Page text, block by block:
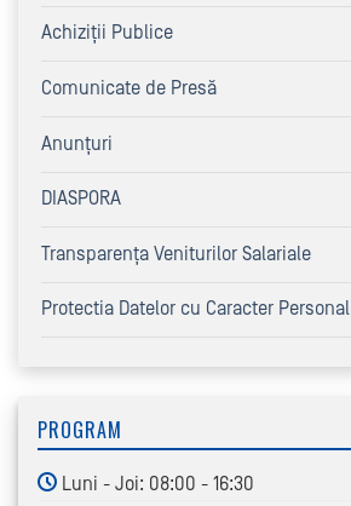
Achiziţii Publice
Comunicate de Presă
Anunțuri
DIASPORA
Transparența Veniturilor Salariale
Protectia Datelor cu Caracter Personal
PROGRAM
Luni - Joi: 08:00 - 16:30